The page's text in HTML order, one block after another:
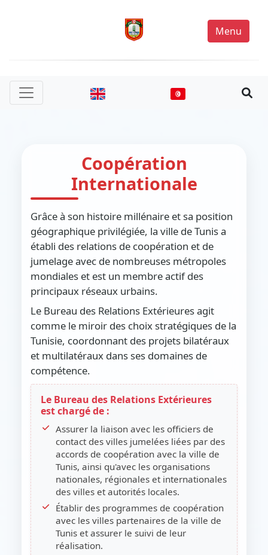
Menu
Coopération
Internationale
Grâce à son histoire millénaire et sa position
géographique privilégiée, la ville de Tunis a
établi des relations de coopération et de
jumelage avec de nombreuses métropoles
mondiales et est un membre actif des
principaux réseaux urbains.
Le Bureau des Relations Extérieures agit
comme le miroir des choix stratégiques de la
Tunisie, coordonnant des projets bilatéraux
et multilatéraux dans ses domaines de
compétence.
Le Bureau des Relations Extérieures
est chargé de :
Assurer la liaison avec les officiers de
contact des villes jumelées liées par des
accords de coopération avec la ville de
Tunis, ainsi qu'avec les organisations
nationales, régionales et internationales
des villes et autorités locales.
Établir des programmes de coopération
avec les villes partenaires de la ville de
Tunis et assurer le suivi de leur
réalisation.